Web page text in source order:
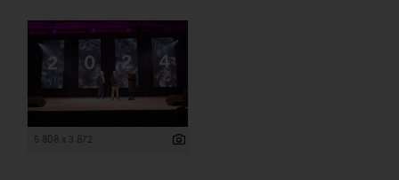
5 808 x 3 872